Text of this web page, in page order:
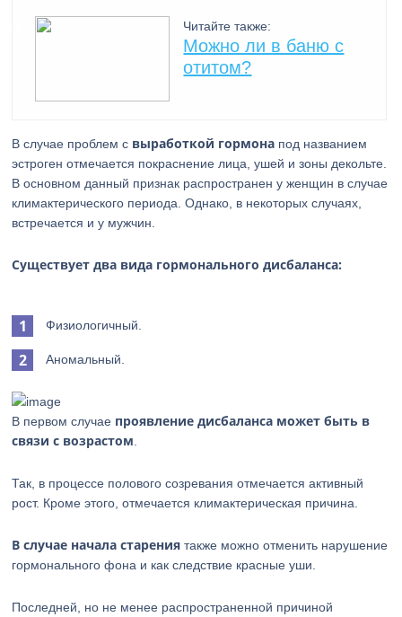
Читайте также:
Можно ли в баню с
отитом?
В случае проблем с выработкой гормона под названием
эстроген отмечается покраснение лица, ушей и зоны декольте.
В основном данный признак распространен у женщин в случае
климактерического периода. Однако, в некоторых случаях,
встречается и у мужчин.
Существует два вида гормонального дисбаланса:
Физиологичный.
Аномальный.
В первом случае проявление дисбаланса может быть в
связи с возрастом
Так, в процессе полового созревания отмечается активный
рост. Кроме этого, отмечается климактерическая причина.
В случае начала старения также можно отменить нарушение
гормонального фона и как следствие красные уши.
Последней, но не менее распространенной причиной